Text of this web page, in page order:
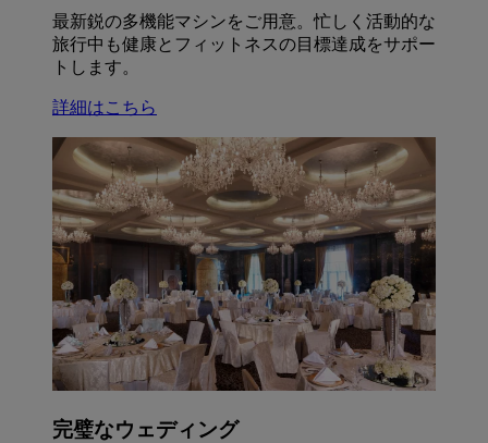
最新鋭の多機能マシンをご用意。忙しく活動的な
旅行中も健康とフィットネスの目標達成をサポー
トします。
詳細はこちら
完璧なウェディング